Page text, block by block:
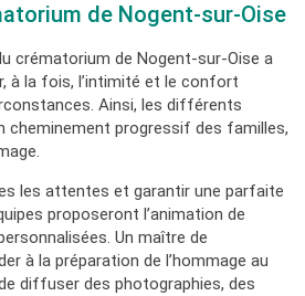
de Nogent-sur-Oise
crématorium de Nogent-sur-Oise a
à la fois, l’intimité et le confort
Ainsi, les différents
cheminement progressif des familles,
les attentes et garantir une parfaite
proposeront l’animation de
Un maître de
à la préparation de l’hommage au
diffuser des photographies, des